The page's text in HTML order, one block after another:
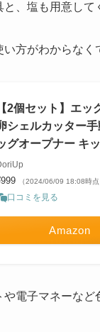
、塩も用意して
方がわからなく
【2個セット】エ
シェルカッター
グオープナー キ
（2024/06/09 18:08時点
口コミを見る
Amazon
電子マネーなど